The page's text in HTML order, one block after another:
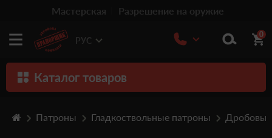
Мастерская Разрешение на оружие
РУС
0
Каталог товаров
Патроны Гладкоствольные патроны